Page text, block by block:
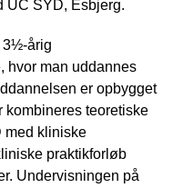
UC SYD, Esbjerg.
3½-årig
hvor man uddannes
er opbygget
kombineres teoretiske
med kliniske
praktikforløb
Undervisningen på